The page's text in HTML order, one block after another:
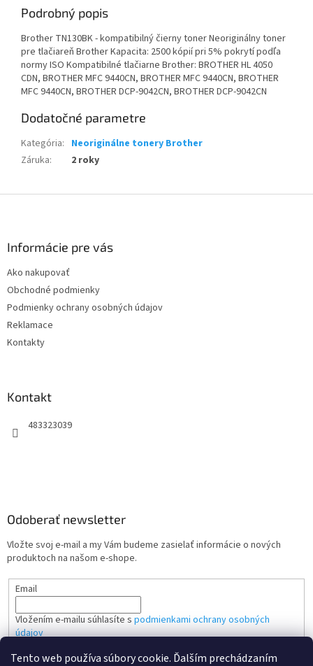
Tento web používa súbory cookie. Ďalším prechádzaním
Podrobný popis
Brother TN130BK - kompatibilný čierny toner Neoriginálny toner
pre tlačiareň Brother Kapacita: 2500 kópií pri 5% pokrytí podľa
normy ISO Kompatibilné tlačiarne Brother: BROTHER HL 4050
CDN, BROTHER MFC 9440CN, BROTHER MFC 9440CN, BROTHER
MFC 9440CN, BROTHER DCP-9042CN, BROTHER DCP-9042CN
Dodatočné parametre
Kategória: Neoriginálne tonery Brother
Záruka: 2 roky
Informácie pre vás
Ako nakupovať
Obchodné podmienky
Podmienky ochrany osobných údajov
Reklamace
Kontakty
Kontakt
483323039
Odoberať newsletter
Vložte svoj e-mail a my Vám budeme zasielať informácie o nových
produktoch na našom e-shope.
Email
Vložením e-mailu súhlasíte s podmienkami ochrany osobných
údajov